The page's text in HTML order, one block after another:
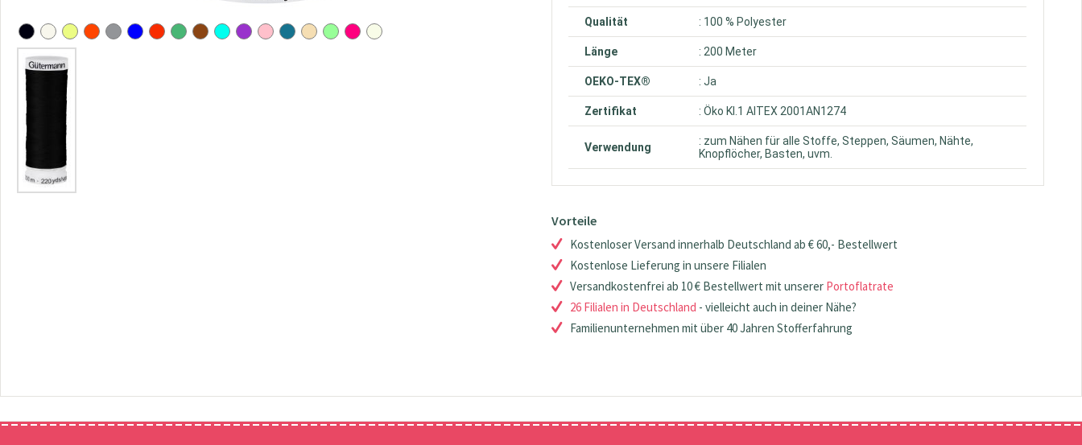
Qualität : 100 % Polyester
Länge : 200 Meter
OEKO-TEX® : Ja
Zertifikat : Öko Kl.1 AITEX 2001AN1274
Verwendung
: zum Nähen für alle Stoffe, Steppen, Säumen, Nähte,
Knopflöcher, Basten, uvm.
Vorteile
Kostenloser Versand innerhalb Deutschland ab € 60,- Bestellwert
Kostenlose Lieferung in unsere Filialen
Versandkostenfrei ab 10 € Bestellwert mit unserer Portoflatrate
26 Filialen in Deutschland - vielleicht auch in deiner Nähe?
Familienunternehmen mit über 40 Jahren Stofferfahrung